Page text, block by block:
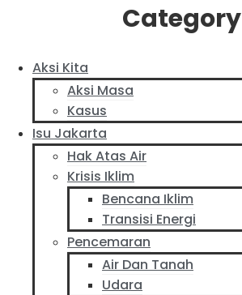
Category
Aksi Kita
Aksi Masa
Kasus
Isu Jakarta
Hak Atas Air
Krisis Iklim
Bencana Iklim
Transisi Energi
Pencemaran
Air Dan Tanah
Udara